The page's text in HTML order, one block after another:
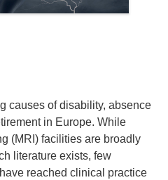
causes of disability, absence
in Europe. While
(MRI) facilities are broadly
literature exists, few
reached clinical practice